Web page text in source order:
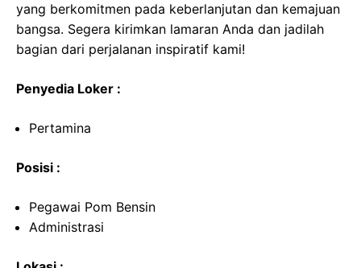
yang berkomitmen pada keberlanjutan dan kemajuan
bangsa. Segera kirimkan lamaran Anda dan jadilah
bagian dari perjalanan inspiratif kami!
Penyedia Loker :
Pertamina
Posisi :
Pegawai Pom Bensin
Administrasi